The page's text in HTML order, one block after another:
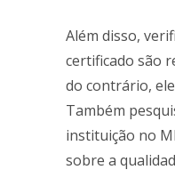
Além disso,
certificado são
do contrário,
Também
instituição no
sobre a